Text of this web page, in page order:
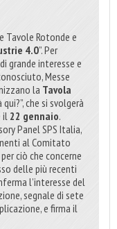
Tavole Rotonde e
4.0”. Per
grande interesse e
Messe
la Tavola
che si svolgerà
il 22 gennaio.
Panel SPS Italia,
al Comitato
ciò che concerne
delle più recenti
l’interesse del
segnale di sete
e firma il